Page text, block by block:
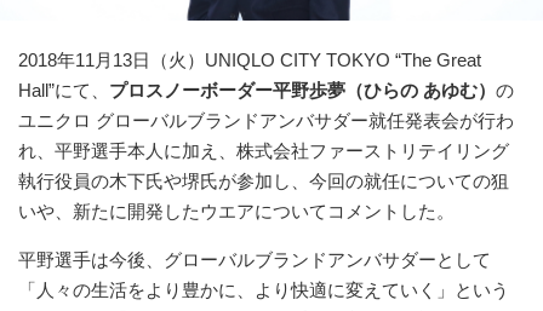
2018年11月13日（火）UNIQLO CITY TOKYO “The Great
Hall”にて、 プロスノーボーダー平野歩夢（ひらの あゆむ） の
ユニクロ グローバルブランドアンバサダー就任発表会が行わ
れ、平野選手本人に加え、株式会社ファーストリテイリング
執行役員の木下氏や堺氏が参加し、今回の就任についての狙
いや、新たに開発したウエアについてコメントした。
平野選手は今後、グローバルブランドアンバサダーとして
「人々の生活をより豊かに、より快適に変えていく」という